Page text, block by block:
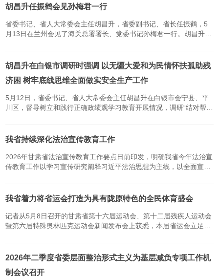
胡昌升任振鹤会见孙梅君一行
省委书记、省人大常委会主任胡昌升，省委副书记、省长任振鹤，5
月13日在兰州会见了海关总署署长、党委书记孙梅君一行。胡昌升对
全省发展情况。他说，当前我们正在深入贯彻落实习近平总书记视...
胡昌升在白银市调研时强调 以无疆大爱和为民情怀扶孤助残
济困 树牢底线思维全面做实安全生产工作
5月12日，省委书记、省人大常委会主任胡昌升在白银市会宁县、平
川区，督导树立和践行正确政绩观学习教育开展情况，调研“结对帮扶
捷）省委书记、省人大常委会主任胡昌升5月12日在白银市会宁...
我省持续深化法治宣传教育工作
2026年甘肃省法治宣传教育工作要点日前印发，明确我省今年法治宣
传教育工作以学习宣传研究阐释习近平法治思想为主线，以全面宣传
和创新法治宣传教育工作，努力营造全社会崇尚法治、恪守规则...
我省着力将省运会打造为具有陇原特色的全民体育盛会
记者从5月8日召开的甘肃省第十六届运动会、第十二届残疾人运动会
暨第六届特殊奥林匹克运动会新闻发布会上获悉，本届省运会立足甘
具有陇原特色的全民体育盛会。本届省运会创新增设特色竞赛项...
2026年二季度省委层面整治形式主义为基层减负专项工作机
制会议召开